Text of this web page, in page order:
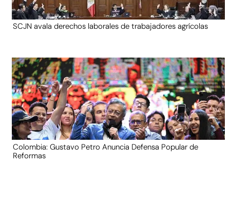
SCJN avala derechos laborales de trabajadores agrícolas
Colombia: Gustavo Petro Anuncia Defensa Popular de
Reformas